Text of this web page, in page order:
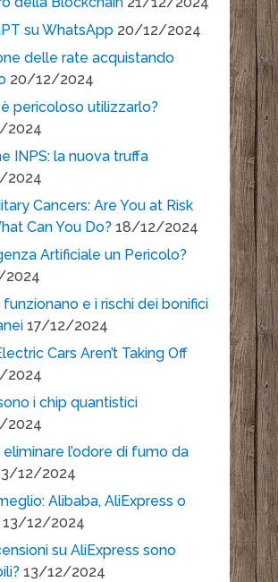
su WhatsApp 20/12/2024
delle rate acquistando
20/12/2024
pericoloso utilizzarlo?
2024
INPS: la nuova truffa
2024
Cancers: Are You at Risk
Can You Do? 18/12/2024
Artificiale un Pericolo?
2024
e i rischi dei bonifici
17/12/2024
Cars Aren’t Taking Off
2024
i chip quantistici
2024
l’odore di fumo da
12/2024
Alibaba, AliExpress o
13/12/2024
su AliExpress sono
13/12/2024